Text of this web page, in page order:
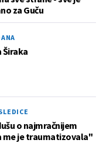
za Guču
Širaka
o najmračnijem
me je traumatizovala"